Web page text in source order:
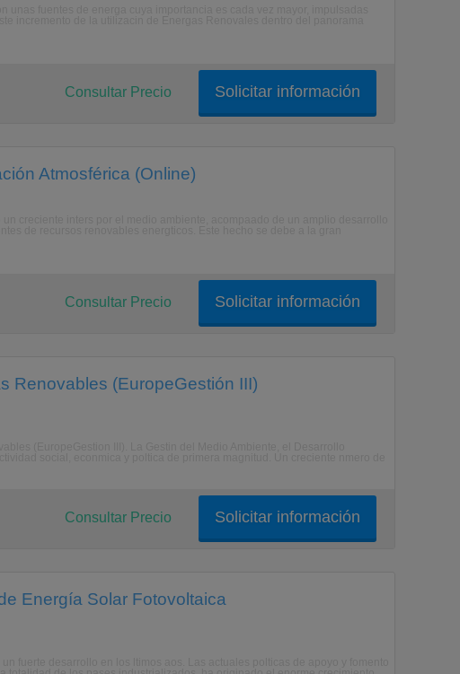
Solicitar información
Consultar Precio
Atmosférica (Online)
Solicitar información
Consultar Precio
Renovables (EuropeGestión III)
Solicitar información
Consultar Precio
Energía Solar Fotovoltaica